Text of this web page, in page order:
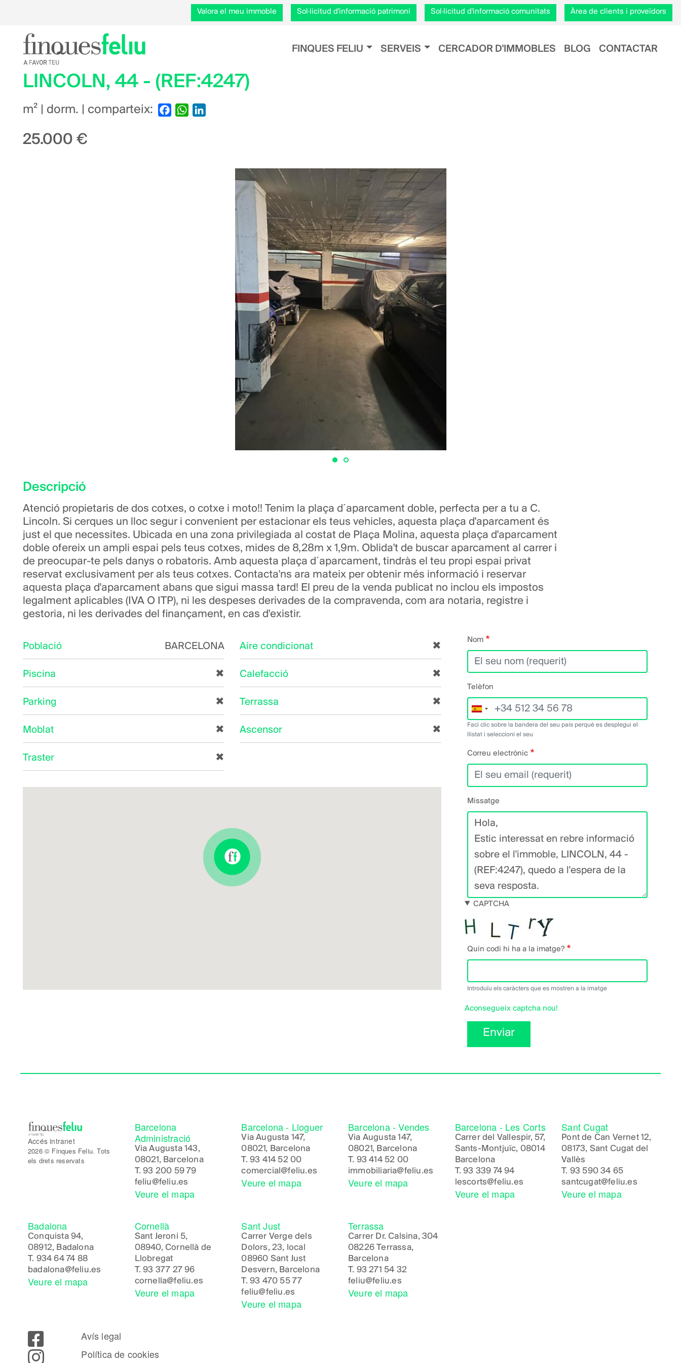
Vés
al
Valora el meu immoble Sol·licitud d'informació patrimoni Sol·licitud d'informació comunitats Àrea de clients i proveïdors
Navegación principal
FINQUES FELIU SERVEIS CERCADOR D'IMMOBLES BLOG CONTACTAR
LINCOLN, 44 - (REF:4247)
m² | dorm. | comparteix: FacebookWhatsApp
25.000 €
Descripció
Atenció propietaris de dos cotxes, o cotxe i moto!! Tenim la plaça d´aparcament doble, perfecta per a tu a C.
Lincoln. Si cerques un lloc segur i convenient per estacionar els teus vehicles, aquesta plaça d'aparcament és
just el que necessites. Ubicada en una zona privilegiada al costat de Plaça Molina, aquesta plaça d'aparcament
doble ofereix un ampli espai pels teus cotxes, mides de 8,28m x 1,9m. Oblida't de buscar aparcament al carrer i
de preocupar-te pels danys o robatoris. Amb aquesta plaça d´aparcament, tindràs el teu propi espai privat
reservat exclusivament per als teus cotxes. Contacta'ns ara mateix per obtenir més informació i reservar
aquesta plaça d'aparcament abans que sigui massa tard! El preu de la venda publicat no inclou els impostos
legalment aplicables (IVA O ITP), ni les despeses derivades de la compravenda, com ara notaria, registre i
gestoria, ni les derivades del finançament, en cas d'existir.
Població BARCELONA
Piscina ✖
Parking ✖
Moblat ✖
Traster ✖
Aire condicionat ✖
Calefacció ✖
Terrassa ✖
Ascensor ✖
Nom
Telèfon
Faci clic sobre la bandera del seu país perquè es desplegui el
llistat i seleccioni el seu
Correu electrònic
Missatge
CAPTCHA
Quin codi hi ha a la imatge?
Introduïu els caràcters que es mostren a la imatge
Aconsegueix captcha nou!
Enviar
Accés intranet
2026 © Finques Feliu. Tots
els drets reservats
Barcelona
Administració
Via Augusta 143,
08021, Barcelona
T.93 200 59 79
feliu@feliu.es
Veure el mapa
Barcelona - Lloguer
Via Augusta 147,
08021, Barcelona
T. 93 414 52 00
comercial@feliu.es
Veure el mapa
Barcelona - Vendes
Via Augusta 147,
08021, Barcelona
T. 93 414 52 00
immobiliaria@feliu.es
Veure el mapa
Barcelona - Les Corts
Carrer del Vallespir, 57,
Sants-Montjuïc, 08014
Barcelona
T.93 339 74 94
lescorts@feliu.es
Veure el mapa
Sant Cugat
Pont de Can Vernet 12,
08173, Sant Cugat del
Vallès
T. 93 590 34 65
santcugat@feliu.es
Veure el mapa
Badalona
Conquista 94,
08912, Badalona
T. 934 64 74 88
badalona@feliu.es
Veure el mapa
Cornellà
Sant Jeroni 5,
08940, Cornellà de
Llobregat
T.93 377 27 96
cornella@feliu.es
Veure el mapa
Sant Just
Carrer Verge dels
Dolors, 23, local
08960 Sant Just
Desvern, Barcelona
T. 93 470 55 77
feliu@feliu.es
Veure el mapa
Terrassa
Carrer Dr. Calsina, 304
08226 Terrassa,
Barcelona
T. 93 271 54 32
feliu@feliu.es
Veure el mapa
Avís legal
Política de cookies